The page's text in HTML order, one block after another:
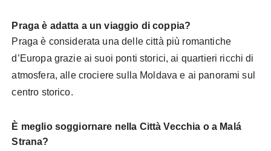
Praga è adatta a un viaggio di coppia?
Praga è considerata una delle città più romantiche
d’Europa grazie ai suoi ponti storici, ai quartieri ricchi di
atmosfera, alle crociere sulla Moldava e ai panorami sul
centro storico.
È meglio soggiornare nella Città Vecchia o a Malá
Strana?